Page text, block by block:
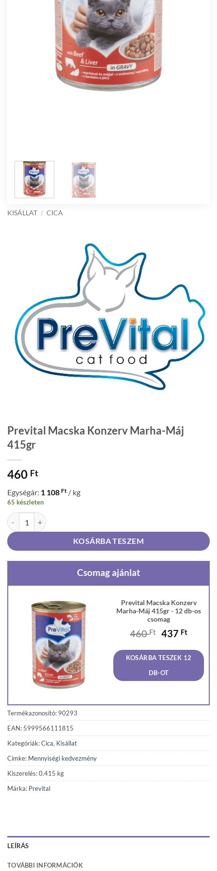
KISÁLLAT / CICA
Prevital Macska Konzerv Marha-Máj
415gr
460 Ft
Egységár: 1 108 Ft / kg
65 készleten
Prevital Macska Konzerv Marha-Máj 415gr mennyiség
KOSÁRBA TESZEM
Csomag ajánlat
Prevital Macska Konzerv
Marha-Máj 415gr - 12 db-os
csomag
460Ft
Original
was:
460 Ft.
437 Ft
is:
437
KOSÁRBA TESZEK 12
DB-OT
Termékazonosító: 90293
EAN: 5999566111815
Kategóriák:Cica, Kisállat
Címke: Mennyiségi kedvezmény
Kiszerelés: 0.415 kg
Márka: Prevital
LEÍRÁS
TOVÁBBI INFORMÁCIÓK